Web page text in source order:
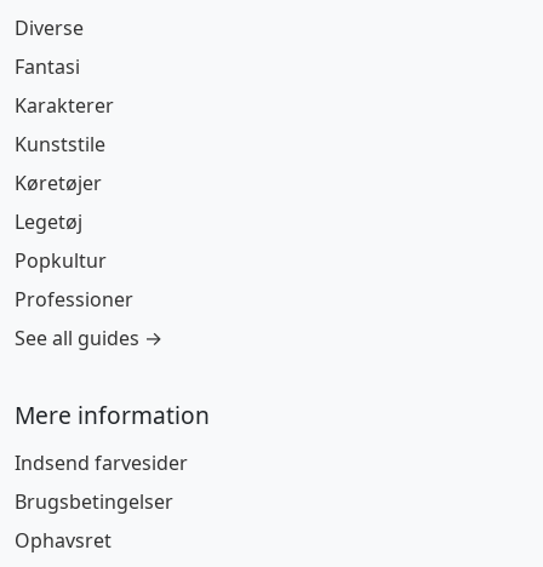
Diverse
Fantasi
Karakterer
Kunststile
Køretøjer
Legetøj
Popkultur
Professioner
See all guides →
Mere information
Indsend farvesider
Brugsbetingelser
Ophavsret